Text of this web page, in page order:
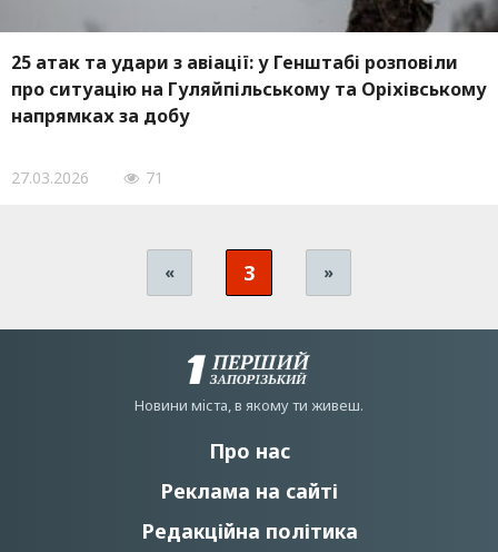
25 атак та удари з авіації: у Генштабі розповіли
про ситуацію на Гуляйпільському та Оріхівському
напрямках за добу
27.03.2026 71
« 3 »
Новини мiста, в якому ти живеш.
Про нас
Реклама на сайті
Редакційна політика